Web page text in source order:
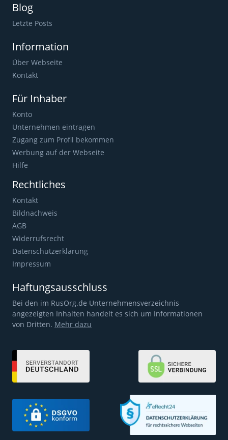
Blog
Letzte Posts
Information
Über Webseite
Kontakt
Für Inhaber
Konto
Unternehmen eintragen
Zugang zum Profil bekommen
Werbung auf der Webseite
Hilfe
Rechtliches
Kontakt
Bildnachweis
AGB
Widerrufsrecht
Datenschutzerklärung
Impressum
Haftungsausschluss
Bei den im RusOrg.de Unternehmensverzeichnis
angezeigten Inhalten handelt es sich um Informationen
von Dritten. Mehr dazu